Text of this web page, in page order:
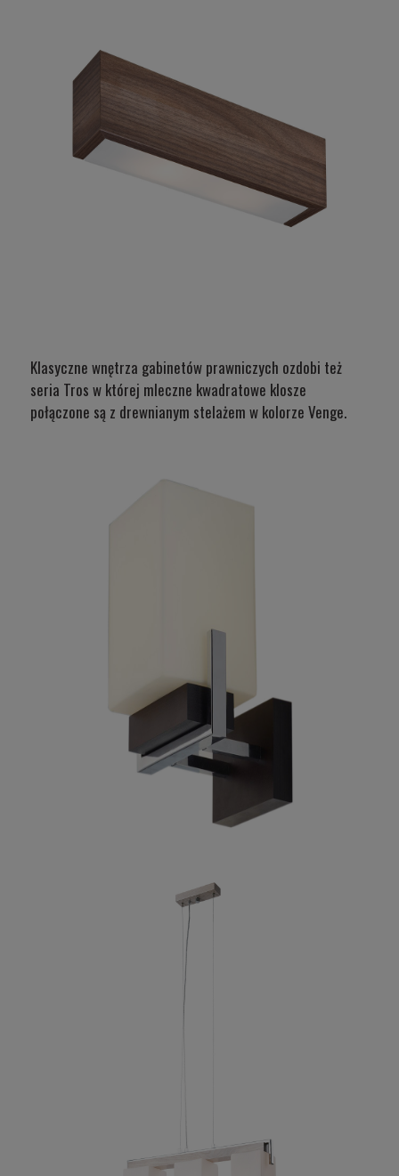
Klasyczne wnętrza gabinetów prawniczych ozdobi też
seria Tros w której mleczne kwadratowe klosze
połączone są z drewnianym stelażem w kolorze Venge.